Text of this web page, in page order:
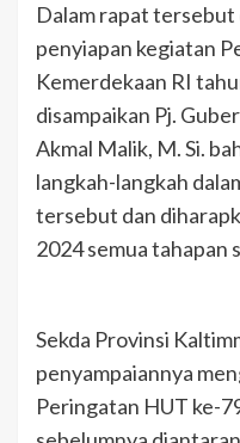
Dalam rapat
penyiapan kegiatan
Kemerdekaan RI
disampaikan Pj.
Akmal Malik, M. Si.
langkah-langkah
tersebut dan
2024 semua tahapan
Sekda Provinsi
penyampaiannya
Peringatan HUT ke-